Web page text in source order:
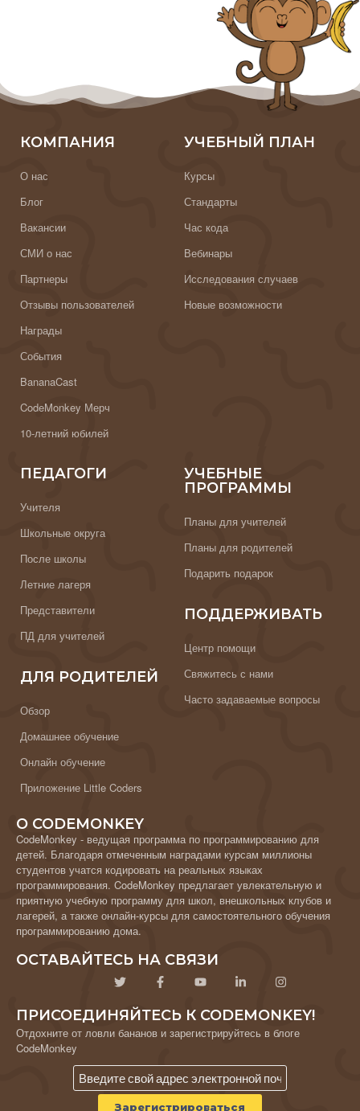
КОМПАНИЯ
О нас
Блог
Вакансии
СМИ о нас
Партнеры
Отзывы пользователей
Награды
События
BananaCast
CodeMonkey Мерч
10-летний юбилей
УЧЕБНЫЙ ПЛАН
Курсы
Стандарты
Час кода
Вебинары
Исследования случаев
Новые возможности
ПЕДАГОГИ
Учителя
Школьные округа
После школы
Летние лагеря
Представители
ПД для учителей
ДЛЯ РОДИТЕЛЕЙ
Обзор
Домашнее обучение
Онлайн обучение
Приложение Little Coders
УЧЕБНЫЕ
ПРОГРАММЫ
Планы для учителей
Планы для родителей
Подарить подарок
ПОДДЕРЖИВАТЬ
Центр помощи
Свяжитесь с нами
Часто задаваемые вопросы
О CODEMONKEY
CodeMonkey - ведущая программа по программированию для
детей. Благодаря отмеченным наградами курсам миллионы
студентов учатся кодировать на реальных языках
программирования. CodeMonkey предлагает увлекательную и
приятную учебную программу для школ, внешкольных клубов и
лагерей, а также онлайн-курсы для самостоятельного обучения
программированию дома.
ОСТАВАЙТЕСЬ НА СВЯЗИ
ПРИСОЕДИНЯЙТЕСЬ К CODEMONKEY!
Отдохните от ловли бананов и зарегистрируйтесь в блоге
CodeMonkey